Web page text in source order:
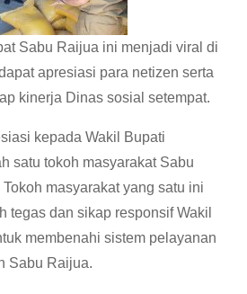
Sabu Raijua ini menjadi viral di
apresiasi para netizen serta
kinerja Dinas sosial setempat.
kepada Wakil Bupati
satu tokoh masyarakat Sabu
masyarakat yang satu ini
tegas dan sikap responsif Wakil
membenahi sistem pelayanan
Sabu Raijua.